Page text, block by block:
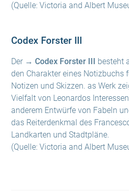
(Quelle: Victoria and Albert
Codex Forster III
Der → Codex Forster III besteht
den Charakter eines Notizbuchs
Notizen und Skizzen. as Werk
Vielfalt von Leonardos
anderem Entwürfe von Fabeln
das Reiterdenkmal des
Landkarten und Stadtpläne.
(Quelle: Victoria and Albert